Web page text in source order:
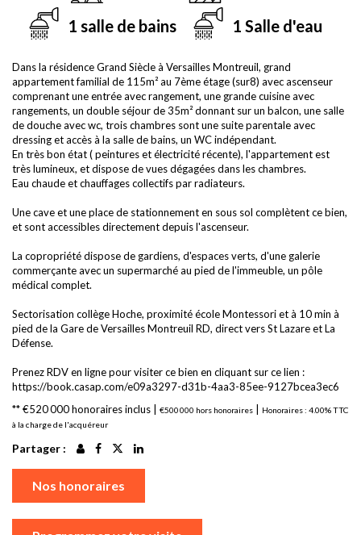
1 salle de bains
1 Salle d'eau
Dans la résidence Grand Siècle à Versailles Montreuil, grand
appartement familial de 115m² au 7ème étage (sur8) avec ascenseur
comprenant une entrée avec rangement, une grande cuisine avec
rangements, un double séjour de 35m² donnant sur un balcon, une salle
de douche avec wc, trois chambres sont une suite parentale avec
dressing et accès à la salle de bains, un WC indépendant.
En très bon état ( peintures et électricité récente), l'appartement est
très lumineux, et dispose de vues dégagées dans les chambres.
Eau chaude et chauffages collectifs par radiateurs.
Une cave et une place de stationnement en sous sol complètent ce bien,
et sont accessibles directement depuis l'ascenseur.
La copropriété dispose de gardiens, d'espaces verts, d'une galerie
commerçante avec un supermarché au pied de l'immeuble, un pôle
médical complet.
Sectorisation collège Hoche, proximité école Montessori et à 10 min à
pied de la Gare de Versailles Montreuil RD, direct vers St Lazare et La
Défense.
Prenez RDV en ligne pour visiter ce bien en cliquant sur ce lien :
https://book.casap.com/e09a3297-d31b-4aa3-85ee-9127bcea3ec6
** €520 000honoraires inclus €500 000 hors honoraires
Honoraires : 4.00% TTC
à la charge de l'acquéreur
Partager :
Nos honoraires